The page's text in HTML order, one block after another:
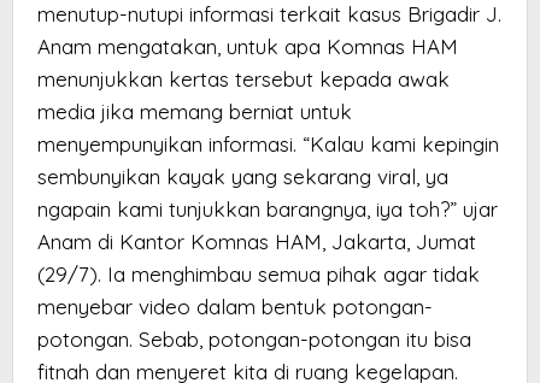
menutup-nutupi informasi terkait kasus Brigadir J.
Anam mengatakan, untuk apa Komnas HAM
menunjukkan kertas tersebut kepada awak
media jika memang berniat untuk
menyempunyikan informasi. “Kalau kami kepingin
sembunyikan kayak yang sekarang viral, ya
ngapain kami tunjukkan barangnya, iya toh?” ujar
Anam di Kantor Komnas HAM, Jakarta, Jumat
(29/7). Ia menghimbau semua pihak agar tidak
menyebar video dalam bentuk potongan-
potongan. Sebab, potongan-potongan itu bisa
fitnah dan menyeret kita di ruang kegelapan.